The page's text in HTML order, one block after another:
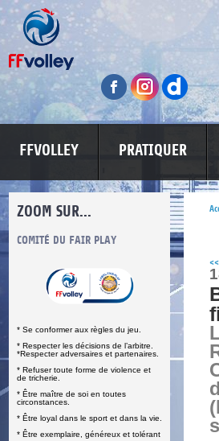
FFVOLLEY PRATIQUER
ZOOM SUR...
COMITÉ DU FAIR PLAY
* Se conformer aux règles du jeu.
* Respecter les décisions de l’arbitre.
*Respecter adversaires et partenaires.
* Refuser toute forme de violence et
de tricherie.
* Être maître de soi en toutes
circonstances.
* Être loyal dans le sport et dans la vie.
* Être exemplaire, généreux et tolérant
LUTTE
<<